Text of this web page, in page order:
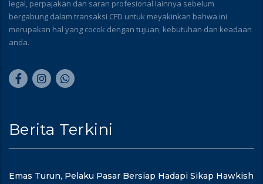
legal, perpajakan dan saran profesional lainnya sebelum
bergabung dalam transaksi CFD untuk meyakinkan bahwa ini
merupakan hal yang cocok dengan tujuan, kebutuhan dan keadaan
anda.
Berita Terkini
Emas Turun, Pelaku Pasar Bersiap Hadapi Sikap Hawkish